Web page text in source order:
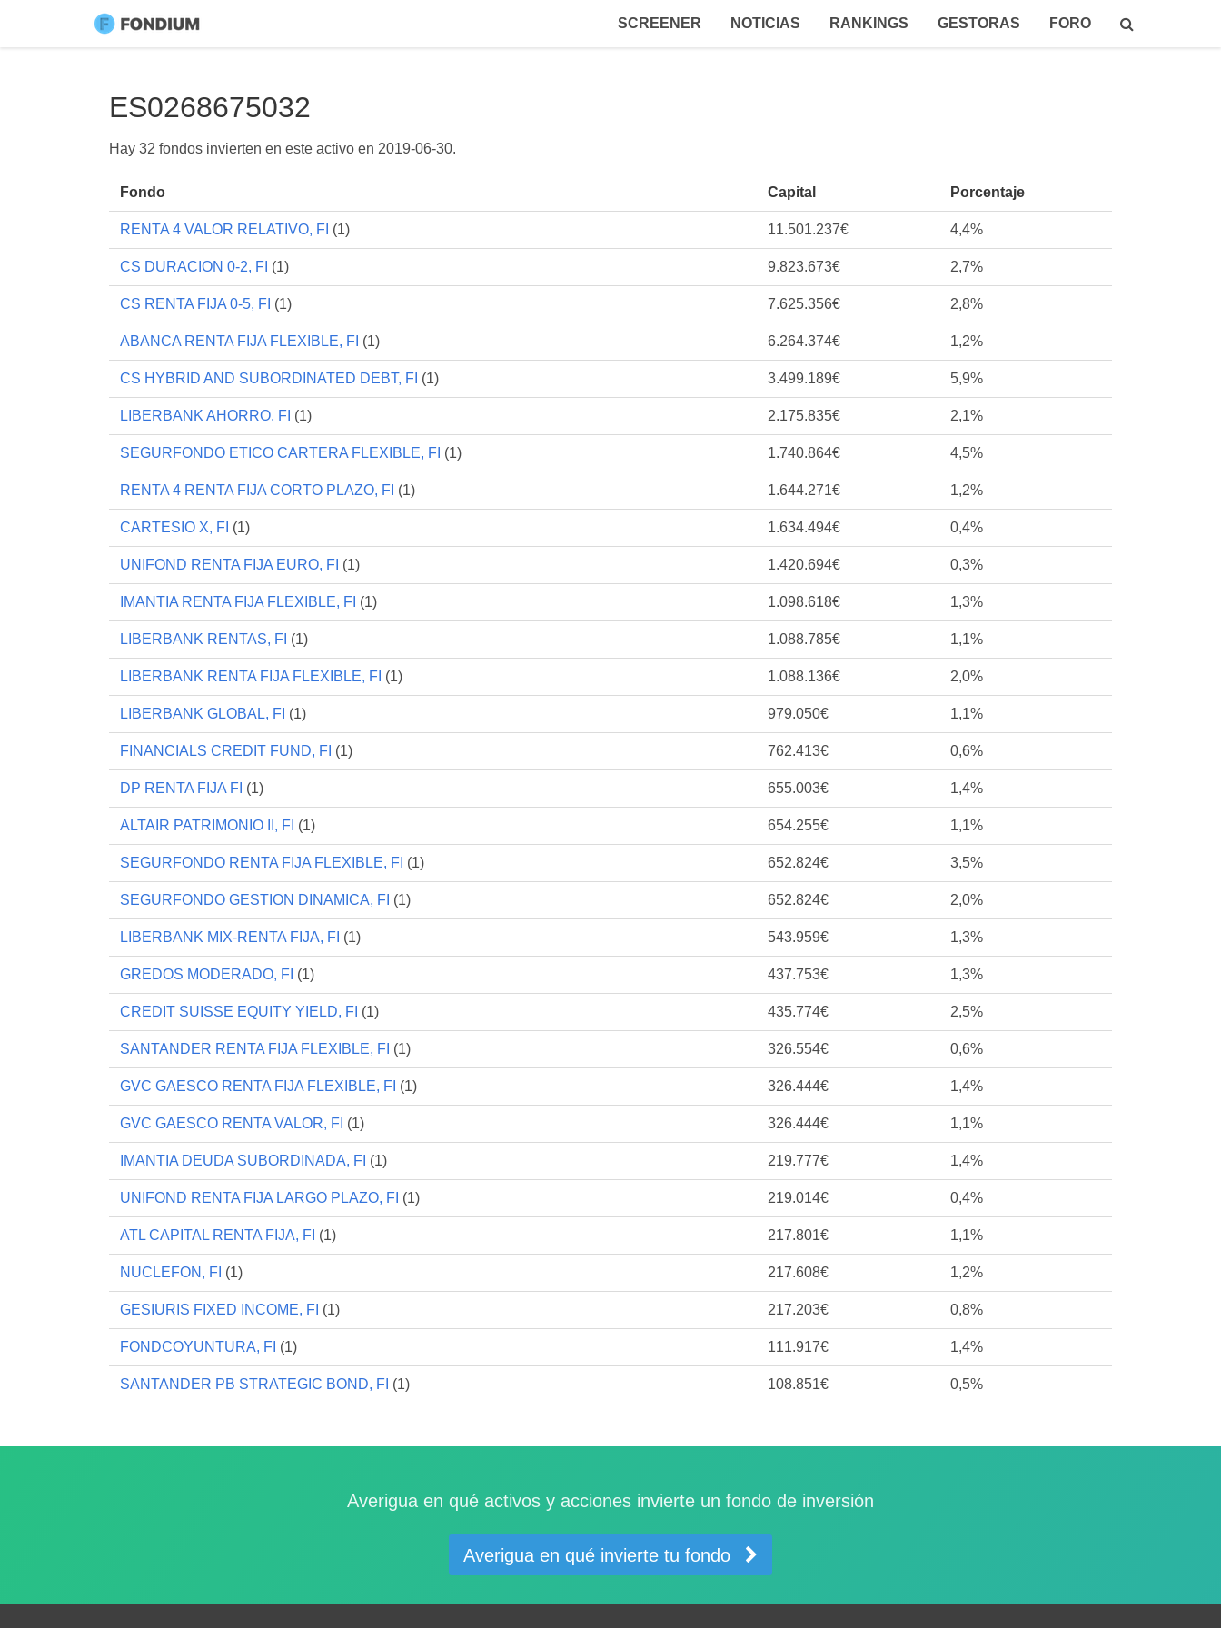
SCREENER NOTICIAS RANKINGS GESTORAS FORO
ES0268675032
Hay 32 fondos invierten en este activo en 2019-06-30.
Fondo Capital Porcentaje
RENTA 4 VALOR RELATIVO, FI (1) 11.501.237€ 4,4%
CS DURACION 0-2, FI (1) 9.823.673€ 2,7%
CS RENTA FIJA 0-5, FI (1) 7.625.356€ 2,8%
ABANCA RENTA FIJA FLEXIBLE, FI (1) 6.264.374€ 1,2%
CS HYBRID AND SUBORDINATED DEBT, FI (1) 3.499.189€ 5,9%
LIBERBANK AHORRO, FI (1) 2.175.835€ 2,1%
SEGURFONDO ETICO CARTERA FLEXIBLE, FI (1) 1.740.864€ 4,5%
RENTA 4 RENTA FIJA CORTO PLAZO, FI (1) 1.644.271€ 1,2%
CARTESIO X, FI (1) 1.634.494€ 0,4%
UNIFOND RENTA FIJA EURO, FI (1) 1.420.694€ 0,3%
IMANTIA RENTA FIJA FLEXIBLE, FI (1) 1.098.618€ 1,3%
LIBERBANK RENTAS, FI (1) 1.088.785€ 1,1%
LIBERBANK RENTA FIJA FLEXIBLE, FI (1) 1.088.136€ 2,0%
LIBERBANK GLOBAL, FI (1) 979.050€ 1,1%
FINANCIALS CREDIT FUND, FI (1) 762.413€ 0,6%
DP RENTA FIJA FI (1) 655.003€ 1,4%
ALTAIR PATRIMONIO II, FI (1) 654.255€ 1,1%
SEGURFONDO RENTA FIJA FLEXIBLE, FI (1) 652.824€ 3,5%
SEGURFONDO GESTION DINAMICA, FI (1) 652.824€ 2,0%
LIBERBANK MIX-RENTA FIJA, FI (1) 543.959€ 1,3%
GREDOS MODERADO, FI (1) 437.753€ 1,3%
CREDIT SUISSE EQUITY YIELD, FI (1) 435.774€ 2,5%
SANTANDER RENTA FIJA FLEXIBLE, FI (1) 326.554€ 0,6%
GVC GAESCO RENTA FIJA FLEXIBLE, FI (1) 326.444€ 1,4%
GVC GAESCO RENTA VALOR, FI (1) 326.444€ 1,1%
IMANTIA DEUDA SUBORDINADA, FI (1) 219.777€ 1,4%
UNIFOND RENTA FIJA LARGO PLAZO, FI (1) 219.014€ 0,4%
ATL CAPITAL RENTA FIJA, FI (1) 217.801€ 1,1%
NUCLEFON, FI (1) 217.608€ 1,2%
GESIURIS FIXED INCOME, FI (1) 217.203€ 0,8%
FONDCOYUNTURA, FI (1) 111.917€ 1,4%
SANTANDER PB STRATEGIC BOND, FI (1) 108.851€ 0,5%
Averigua en qué activos y acciones invierte un fondo de inversión
Averigua en qué invierte tu fondo